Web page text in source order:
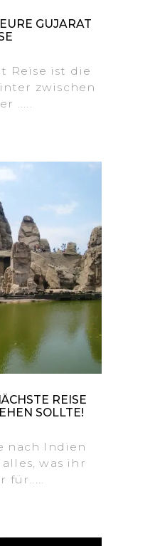
GUJARAT
Reise ist die
zwischen
.....
REISE
SOLLTE!
nach Indien
was ihr
für.....